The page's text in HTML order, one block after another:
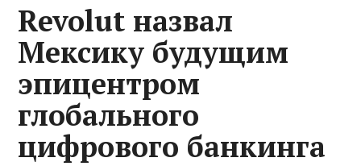
Revolut назвал
Мексику будущим
эпицентром
глобального
цифрового банкинга